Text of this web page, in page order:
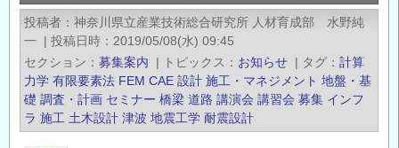
者
の
た
め
の、
応
投稿者
神奈川県立産業技術総合研究所 人材育成部 水野純
一
| 投稿日時
2019/05/08(水) 09:45
セクション
募集案内 | トピックス お知らせ | タグ
計算
力学 有限要素法 FEM CAE 設計 施工・マネジメント 地盤・基
礎 調査・計画 セミナー 橋梁 道路 講演会 講習会 募集 インフ
ラ 施工 土木設計 津波 地震工学 耐震設計